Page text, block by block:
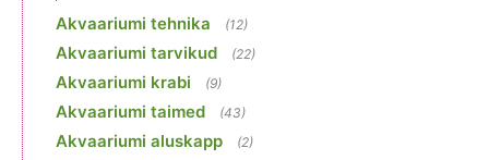
Akvaariumi tehnika (12)
Akvaariumi tarvikud (22)
Akvaariumi krabi (9)
Akvaariumi taimed (43)
Akvaariumi aluskapp (2)